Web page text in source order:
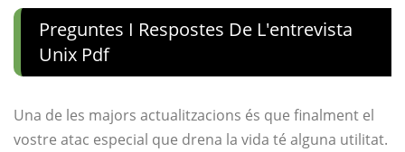
Preguntes I Respostes De L'entrevista
Unix Pdf
Una de les majors actualitzacions és que finalment el
vostre atac especial que drena la vida té alguna utilitat.